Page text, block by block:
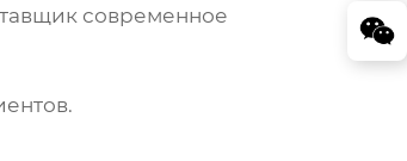
современное